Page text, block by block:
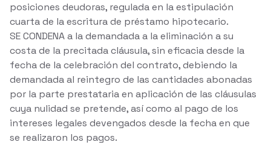
posiciones deudoras, regulada en la estipulación
cuarta de la escritura de préstamo hipotecario.
SE CONDENA a la demandada a la eliminación a su
costa de la precitada cláusula, sin eficacia desde la
fecha de la celebración del contrato, debiendo la
demandada al reintegro de las cantidades abonadas
por la parte prestataria en aplicación de las cláusulas
cuya nulidad se pretende, así como al pago de los
intereses legales devengados desde la fecha en que
se realizaron los pagos.